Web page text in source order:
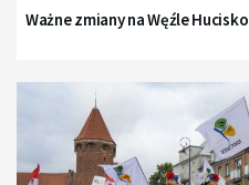
Ważne zmiany na Węźle Hucisko